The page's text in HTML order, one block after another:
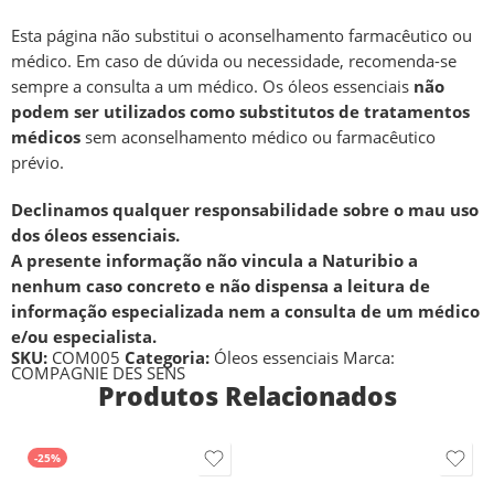
Esta página não substitui o aconselhamento farmacêutico ou
médico. Em caso de dúvida ou necessidade, recomenda-se
sempre a consulta a um médico. Os óleos essenciais não
podem ser utilizados como substitutos de tratamentos
médicos sem aconselhamento médico ou farmacêutico
prévio.
Declinamos qualquer responsabilidade sobre o mau uso
dos óleos essenciais.
A presente informação não vincula a Naturibio a
nenhum caso concreto e não dispensa a leitura de
informação especializada nem a consulta de um médico
e/ou especialista.
SKU: COM005 Categoria: Óleos essenciais Marca:
COMPAGNIE DES SENS
Produtos Relacionados
-25%